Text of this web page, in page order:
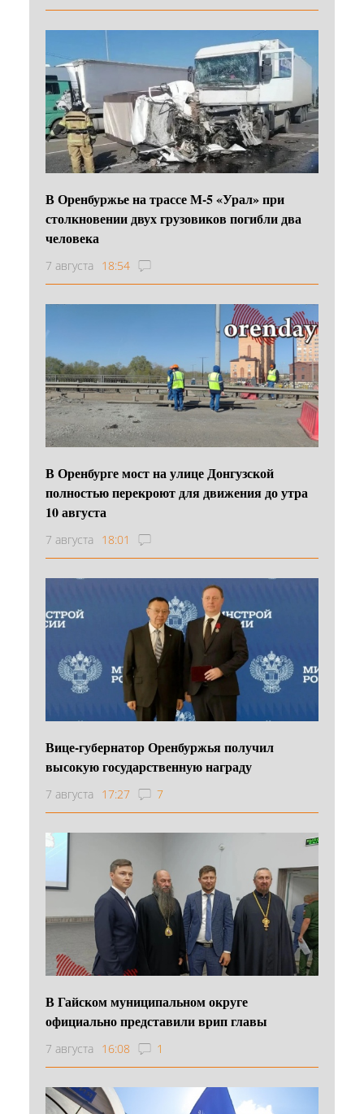
В Оренбуржье на трассе М-5 «Урал» при
столкновении двух грузовиков погибли два
человека
7 августа 18:54
В Оренбурге мост на улице Донгузской
полностью перекроют для движения до утра
10 августа
7 августа 18:01
Вице-губернатор Оренбуржья получил
высокую государственную награду
7 августа 17:27 7
В Гайском муниципальном округе
официально представили врип главы
7 августа 16:08 1